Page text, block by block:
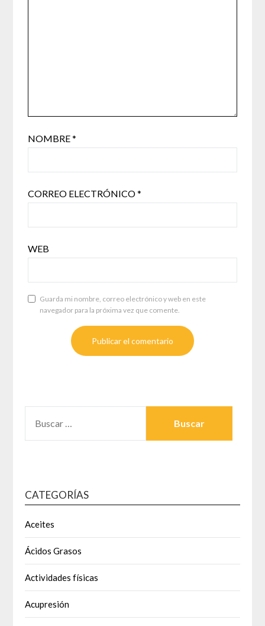
NOMBRE*
CORREO ELECTRÓNICO*
WEB
Guarda mi nombre, correo electrónico y web en este
navegador para la próxima vez que comente.
CATEGORÍAS
Aceites
Ácidos Grasos
Actividades físicas
Acupresión